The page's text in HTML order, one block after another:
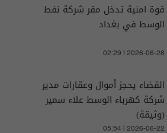
قوة امنية تدخل مقر شركة نفط
الوسط في بغداد
02:29 | 2026-06-28
القضاء يحجز أموال وعقارات مدير
شركة كهرباء الوسط علاء سمير
(وثيقة)
05:54 | 2026-06-22